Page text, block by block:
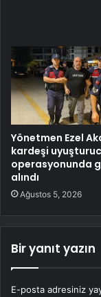
Yönetmen Ezel
kardeşi
operasyonunda
alındı
Ağustos 5, 2026
Bir yanıt yazın
E-posta adresiniz